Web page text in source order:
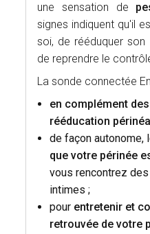
une sensation de
signes indiquent qu'il
soi, de rééduquer
de reprendre le
La sonde connectée
en complément
rééducation
de façon autonome,
que votre périnée
vous rencontrez
intimes ;
pour entretenir et
retrouvée de votre